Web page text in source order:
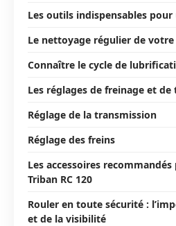
Les outils indispensables
Le nettoyage régulier de votre
Connaître le cycle de
Les réglages de freinage et
Réglage de la transmission
Réglage des freins
Les accessoires
Triban RC 120
Rouler en toute sécurité :
et de la visibilité